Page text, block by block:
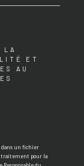
LA
ET
AU
un fichier
traitement pour la